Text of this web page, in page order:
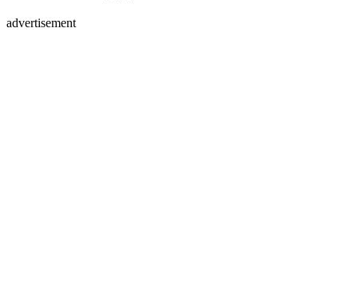
advertisement